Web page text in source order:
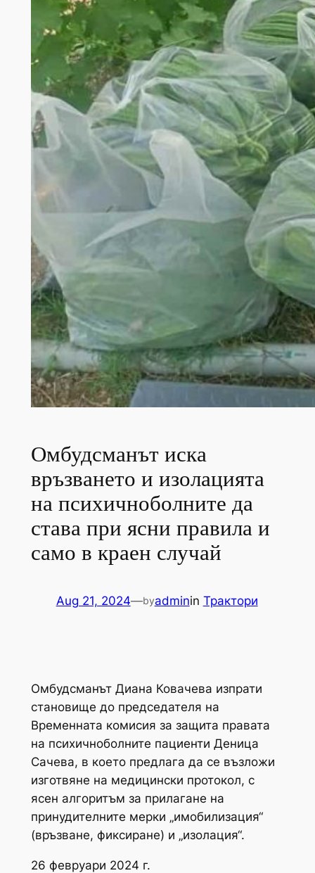
Омбудсманът иска
връзването и изолацията
на психичноболните да
става при ясни правила и
само в краен случай
Aug 21, 2024—byadminin Трактори
Омбудсманът Диана Ковачева изпрати
становище до председателя на
Временната комисия за защита правата
на психичноболните пациенти Деница
Сачева, в което предлага да се възложи
изготвяне на медицински протокол, с
ясен алгоритъм за прилагане на
принудителните мерки „имобилизация“
(връзване, фиксиране) и „изолация“.
26 февруари 2024 г.